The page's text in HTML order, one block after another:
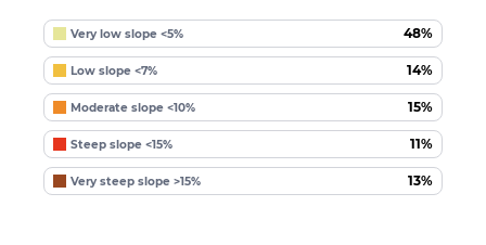
Very low slope <5% 48%
Low slope <7% 14%
Moderate slope <10% 15%
Steep slope <15% 11%
Very steep slope >15% 13%